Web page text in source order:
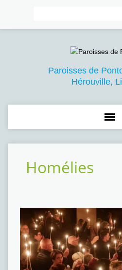
Paroisses de
Hérouville,
Homélies